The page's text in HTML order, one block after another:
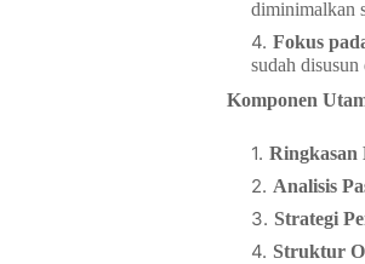
diminimalkan
Fokus
sudah
Komponen
Ringkasan
Analisis
Strategi
Struktur